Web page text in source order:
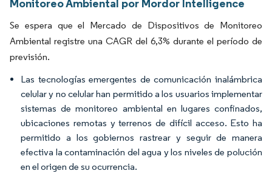
Monitoreo Ambiental por Mordor Intelligence
Se espera que el Mercado de Dispositivos de Monitoreo
Ambiental registre una CAGR del 6,3% durante el período de
previsión.
Las tecnologías emergentes de comunicación inalámbrica
celular y no celular han permitido a los usuarios implementar
sistemas de monitoreo ambiental en lugares confinados,
ubicaciones remotas y terrenos de difícil acceso. Esto ha
permitido a los gobiernos rastrear y seguir de manera
efectiva la contaminación del agua y los niveles de polución
en el origen de su ocurrencia.